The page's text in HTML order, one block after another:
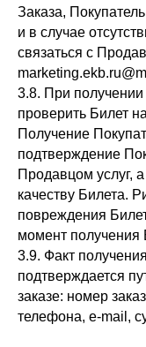
Заказа,
и в случае
связаться с
3.8. При
проверить Билет
Получение
подтверждение
Продавцом услуг,
качеству Билета.
повреждения
момент получения
3.9. Факт
подтверждается
заказе: номер
телефона, e-mail,